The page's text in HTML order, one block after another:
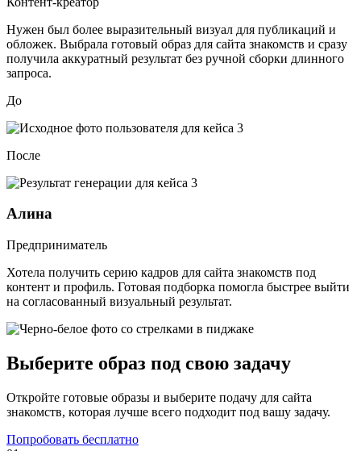
Нужен был более выразительный визуал для публикаций и
обложек. Выбрала готовый образ для сайта знакомств и сразу
получила аккуратный результат без ручной сборки длинного
запроса.
До
После
Алина
Предприниматель
Хотела получить серию кадров для сайта знакомств под
контент и профиль. Готовая подборка помогла быстрее выйти
на согласованный визуальный результат.
Выберите образ под свою задачу
Откройте готовые образы и выберите подачу для сайта
знакомств, которая лучше всего подходит под вашу задачу.
Попробовать бесплатно